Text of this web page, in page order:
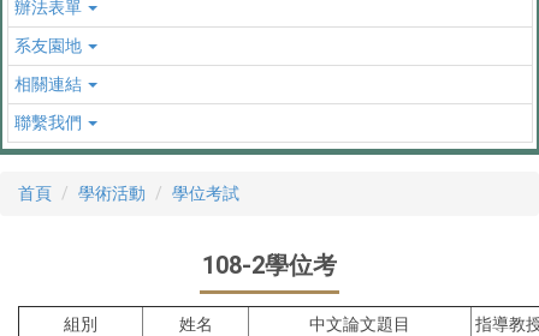
辦法表單
系友園地
相關連結
聯繫我們
首頁 學術活動 學位考試
108-2學位考
組別 姓名 中文論文題目 指導教